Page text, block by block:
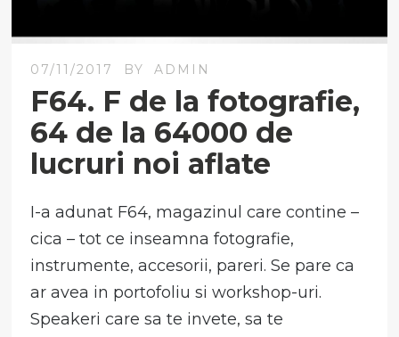
07/11/2017 BY ADMIN
F64. F de la fotografie,
64 de la 64000 de
lucruri noi aflate
I-a adunat F64, magazinul care contine –
cica – tot ce inseamna fotografie,
instrumente, accesorii, pareri. Se pare ca
ar avea in portofoliu si workshop-uri.
Speakeri care sa te invete, sa te